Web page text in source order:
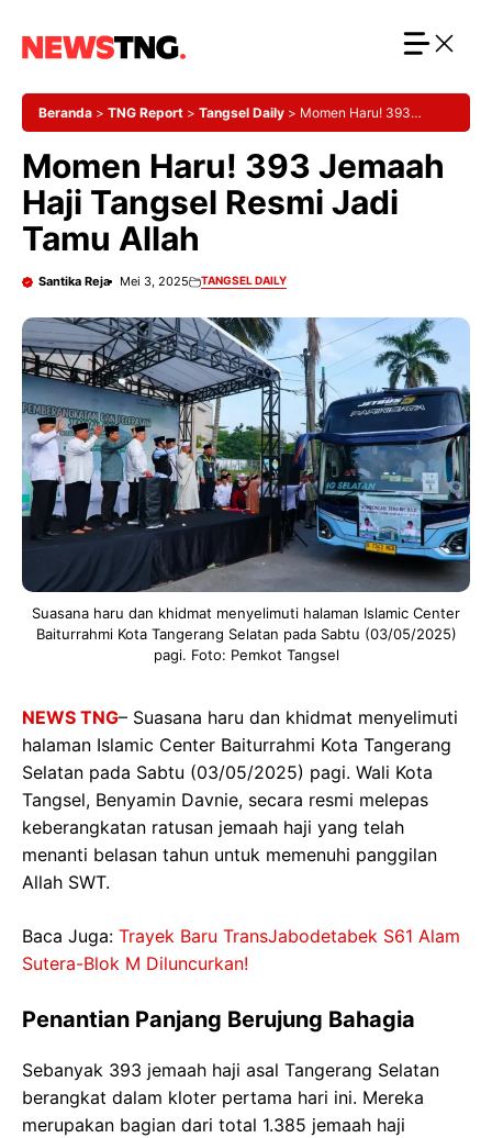
Beranda > TNG Report > Tangsel Daily > Momen Haru! 393
Momen Haru! 393 Jemaah
Haji Tangsel Resmi Jadi
Tamu Allah
Santika Reja Mei 3, 2025 TANGSEL DAILY
Suasana haru dan khidmat menyelimuti halaman Islamic Center
Baiturrahmi Kota Tangerang Selatan pada Sabtu (03/05/2025)
pagi. Foto: Pemkot Tangsel
NEWS TNG– Suasana haru dan khidmat menyelimuti
halaman Islamic Center Baiturrahmi Kota Tangerang
Selatan pada Sabtu (03/05/2025) pagi. Wali Kota
Tangsel, Benyamin Davnie, secara resmi melepas
keberangkatan ratusan jemaah haji yang telah
menanti belasan tahun untuk memenuhi panggilan
Allah SWT.
Baca Juga: Trayek Baru TransJabodetabek S61 Alam
Sutera-Blok M Diluncurkan!
Penantian Panjang Berujung Bahagia
Sebanyak 393 jemaah haji asal Tangerang Selatan
berangkat dalam kloter pertama hari ini. Mereka
merupakan bagian dari total 1.385 jemaah haji